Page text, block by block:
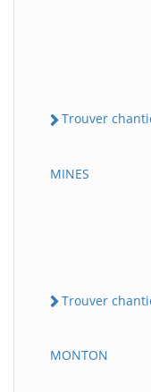
Trouver
MINES
Trouver
MONTON